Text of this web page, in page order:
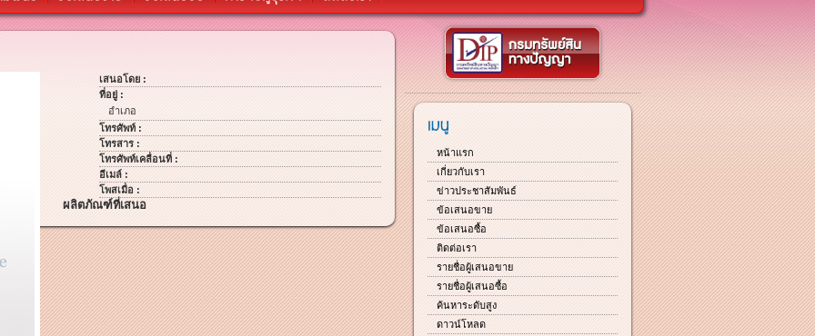
เสนอโดย :
ที่อยู่ :
อำเภอ
โทรศัพท์ :
โทรสาร :
โทรศัพท์เคลื่อนที่ :
อีเมล์ :
โพสเมื่อ :
ผลิตภัณฑ์ที่เสนอ
หน้าแรก
เกี่ยวกับเรา
ข่าวประชาสัมพันธ์
ข้อเสนอขาย
ข้อเสนอซื้อ
ติดต่อเรา
รายชื่อผู้เสนอขาย
รายชื่อผู้เสนอซื้อ
ค้นหาระดับสูง
ดาวน์โหลด